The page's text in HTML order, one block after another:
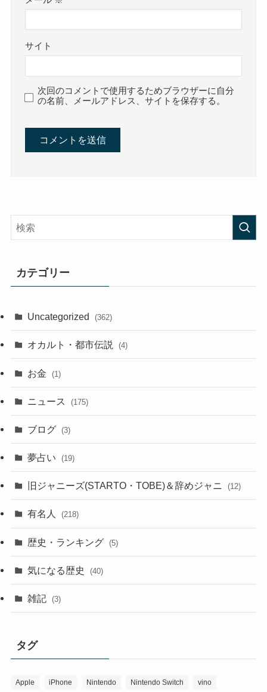
サイト
次回のコメントで使用するためブラウザーに自分
の名前、メールアドレス、サイトを保存する。
カテゴリー
Uncategorized (362)
オカルト・都市伝説 (4)
お金 (1)
ニュース (175)
ブログ (3)
夢占い (19)
旧ジャニーズ(STARTO・TOBE)＆辞めジャニ (12)
有名人 (218)
歴史・ランキング (5)
気になる歴史 (40)
雑記 (3)
タグ
Apple iPhone Nintendo Nintendo Switch vino